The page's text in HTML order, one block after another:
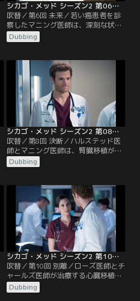
シカゴ・メッド シーズン2 第06話／吹替
吹替／第6回 未来／若い癌患者を診
察したマニング医師は、深刻な状況
を苦悩しながら両親に伝える。リー
ス医師は若者ダニーが問題を抱えて
チャールズ医師とリンジー刑事に協
力を求める。グッドウィンとマギー
は病院の混雑を解消するためにベス
トを尽くし、ローズ医師は、レイサ
ム医師とハルステッド医師の超越し
た診断を受けて…。
Dubbing
シカゴ・メッド シーズン2 第08話／吹替
吹替／第8回 決断／ハルステッド医
師とマニング医師は、腎臓移植が必
要となった男性を診察するが、一緒
に来院したのは不仲の兄弟だった。
立たされる。ローズ医師とレイサム
医師は、遺伝性疾患で手術が必要な
16歳の少女の治療をするが、過保護
な母親は彼らのやり方に反対する。
囚人の男が異常な目的で病院に来
る。
Dubbing
シカゴ・メッド シーズン2 第10話／吹替
吹替／第10回 別離／ローズ医師とチ
ャールズ医師が治療する心臓移植の
レシピエントが自動車事故に遭い、
手術が困難となる問題が明るみに出
Dubbing